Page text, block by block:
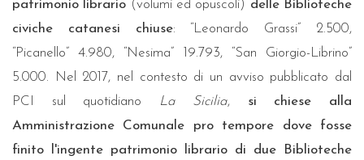
patrimonio librario (volumi ed opuscoli) delle Biblioteche
civiche catanesi chiuse: “Leonardo Grassi” 2.500,
“Picanello” 4.980, “Nesima” 19.793, “San Giorgio-Librino”
5.000. Nel 2017, nel contesto di un avviso pubblicato dal
PCI sul quotidiano
La Sicilia, si chiese alla
Amministrazione Comunale pro tempore dove fosse
finito l'ingente patrimonio librario di due Biblioteche